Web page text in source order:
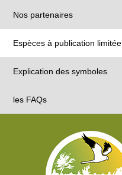
Nos partenaires
Espèces à publication limitée
Explication des symboles
les FAQs